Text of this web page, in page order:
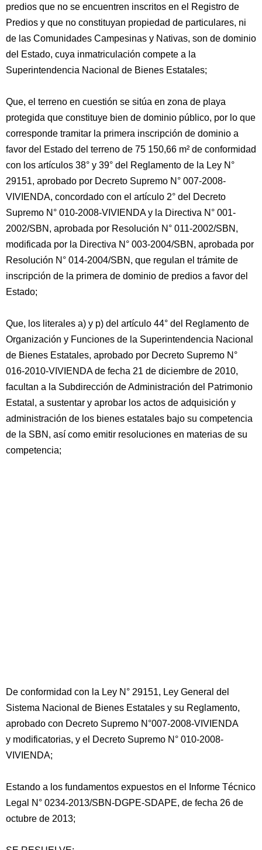
predios que no se encuentren inscritos en el Registro de
Predios y que no constituyan propiedad de particulares, ni
de las Comunidades Campesinas y Nativas, son de dominio
del Estado, cuya inmatriculación compete a la
Superintendencia Nacional de Bienes Estatales;
Que, el terreno en cuestión se sitúa en zona de playa
protegida que constituye bien de dominio público, por lo que
corresponde tramitar la primera inscripción de dominio a
favor del Estado del terreno de 75 150,66 m² de conformidad
con los artículos 38° y 39° del Reglamento de la Ley N°
29151, aprobado por Decreto Supremo N° 007-2008-
VIVIENDA, concordado con el artículo 2° del Decreto
Supremo N° 010-2008-VIVIENDA y la Directiva N° 001-
2002/SBN, aprobada por Resolución N° 011-2002/SBN,
modificada por la Directiva N° 003-2004/SBN, aprobada por
Resolución N° 014-2004/SBN, que regulan el trámite de
inscripción de la primera de dominio de predios a favor del
Estado;
Que, los literales a) y p) del artículo 44° del Reglamento de
Organización y Funciones de la Superintendencia Nacional
de Bienes Estatales, aprobado por Decreto Supremo N°
016-2010-VIVIENDA de fecha 21 de diciembre de 2010,
facultan a la Subdirección de Administración del Patrimonio
Estatal, a sustentar y aprobar los actos de adquisición y
administración de los bienes estatales bajo su competencia
de la SBN, así como emitir resoluciones en materias de su
competencia;
De conformidad con la Ley N° 29151, Ley General del
Sistema Nacional de Bienes Estatales y su Reglamento,
aprobado con Decreto Supremo N°007-2008-VIVIENDA
y modificatorias, y el Decreto Supremo N° 010-2008-
VIVIENDA;
Estando a los fundamentos expuestos en el Informe Técnico
Legal N° 0234-2013/SBN-DGPE-SDAPE, de fecha 26 de
octubre de 2013;